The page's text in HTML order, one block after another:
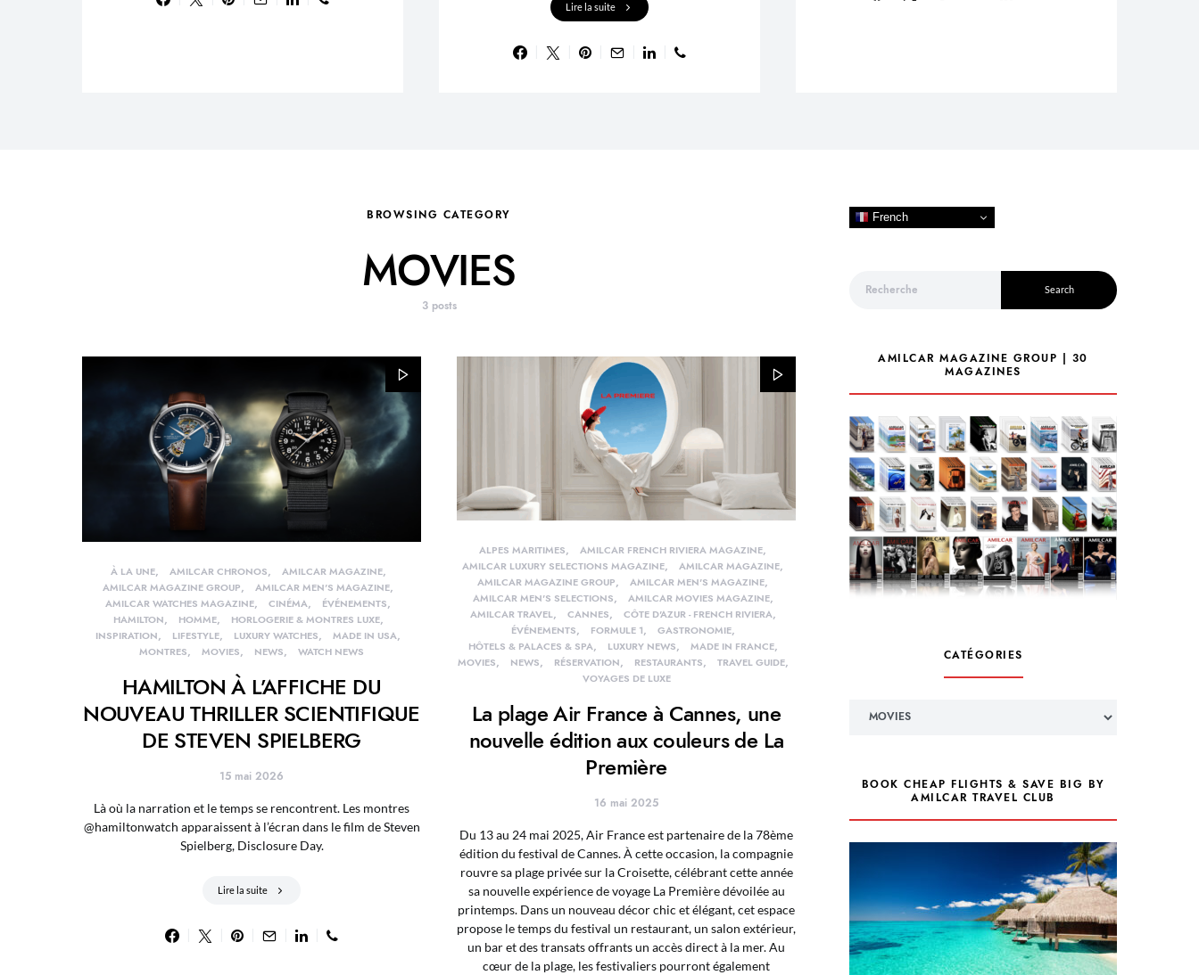
Lire la suite
BROWSING CATEGORY
MOVIES
3 posts
À LA UNE AMILCAR CHRONOS
AMILCAR MAGAZINE
AMILCAR MAGAZINE GROUP
AMILCAR MEN'S MAGAZINE
AMILCAR WATCHES MAGAZINE
CINÉMA
ÉVÉNEMENTS
HAMILTON
HOMME
HORLOGERIE & MONTRES LUXE
INSPIRATION
LIFESTYLE LUXURY WATCHES
MADE IN USA
MONTRES
MOVIES NEWS WATCH NEWS
HAMILTON À L’AFFICHE DU
NOUVEAU THRILLER SCIENTIFIQUE
DE STEVEN SPIELBERG
15 mai 2026
Là où la narration et le temps se rencontrent. Les montres
@hamiltonwatch apparaissent à l’écran dans le film de Steven
Spielberg, Disclosure Day.
Lire la suite
ALPES MARITIMES
AMILCAR FRENCH RIVIERA MAGAZINE
AMILCAR LUXURY SELECTIONS MAGAZINE
AMILCAR MAGAZINE
AMILCAR MAGAZINE GROUP
AMILCAR MEN'S MAGAZINE
AMILCAR MEN'S SELECTIONS
AMILCAR MOVIES MAGAZINE
AMILCAR TRAVEL
CANNES
CÔTE D'AZUR - FRENCH RIVIERA
ÉVÉNEMENTS
FORMULE 1
GASTRONOMIE
HÔTELS & PALACES & SPA
LUXURY NEWS
MADE IN FRANCE
MOVIES
NEWS RÉSERVATION RESTAURANTS
TRAVEL GUIDE
VOYAGES DE LUXE
La plage Air France à Cannes, une
nouvelle édition aux couleurs de La
Première
16 mai 2025
Du 13 au 24 mai 2025, Air France est partenaire de la 78ème
édition du festival de Cannes. À cette occasion, la compagnie
rouvre sa plage privée sur la Croisette, célébrant cette année
sa nouvelle expérience de voyage La Première dévoilée au
printemps. Dans un nouveau décor chic et élégant, cet espace
propose le temps du festival un restaurant, un salon extérieur,
un bar et des transats offrants un accès direct à la mer. Au
cœur de la plage, les festivaliers pourront également
French
Search
AMILCAR MAGAZINE GROUP | 30
MAGAZINES
CATÉGORIES
BOOK CHEAP FLIGHTS & SAVE BIG BY
AMILCAR TRAVEL CLUB